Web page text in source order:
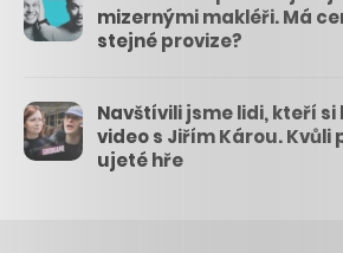
mizernými makléři. Má
stejné provize?
Navštívili jsme lidi, kteří
video s Jiřím Károu. Kvůli
ujeté hře